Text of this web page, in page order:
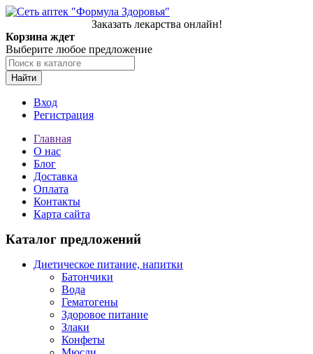
Заказать лекарства онлайн!
Корзина ждет
Выберите любое предложение
Найти
Вход
Регистрация
Главная
О нас
Блог
Доставка
Оплата
Контакты
Карта сайта
Каталог предложений
Диетическое питание, напитки
Батончики
Вода
Гематогены
Здоровое питание
Злаки
Конфеты